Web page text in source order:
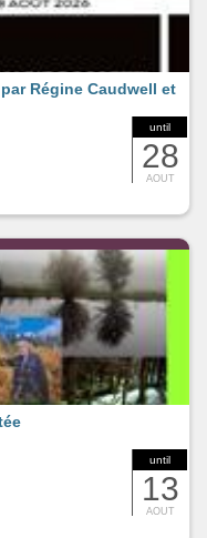
until
28
AOUT
Régine Caudwell et
until
13
AOUT